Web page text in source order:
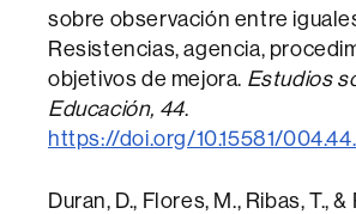
sobre observación entre
Resistencias, agencia,
objetivos de mejora. Estudios
Educación, 44.
https://doi.org/10.15581/
Duran, D., Flores, M., Ribas, T.,